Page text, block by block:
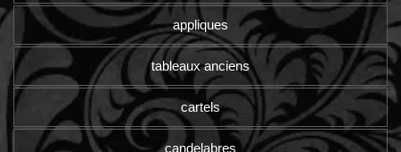
appliques
tableaux anciens
cartels
candelabres